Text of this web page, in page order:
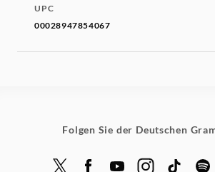
UPC
00028947854067
Folgen Sie der Deutschen